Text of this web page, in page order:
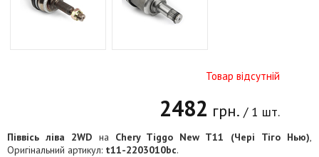
Товар відсутній
2482 грн. / 1 шт.
Піввісь ліва 2WD на Chery Tiggo New T11 (Чері Тіго Нью),
Оригінальний артикул: t11-2203010bc.